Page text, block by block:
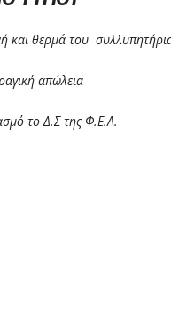
θερμά του
απώλεια
το Δ.Σ της Φ.Ε.Λ.